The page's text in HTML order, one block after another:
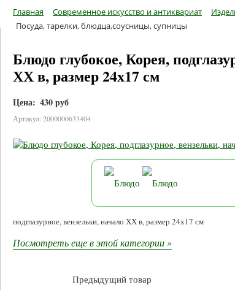
Главная Современное искусство и антиквариат
Посуда, тарелки, блюдца,соусницы, супницы
Блюдо глубокое, Корея,
ХХ в, размер 24х17 см
Цена: 430 руб
Артикул: 2000000633404
подглазурное, вензельки, начало ХХ в, размер 24х17 см
Посмотреть еще в этой категории »
Предыдущий товар